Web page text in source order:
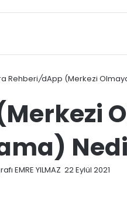
Rehberi/dApp (Merkezi
EMRE YILMAZ Bir
22 Eylül 2021